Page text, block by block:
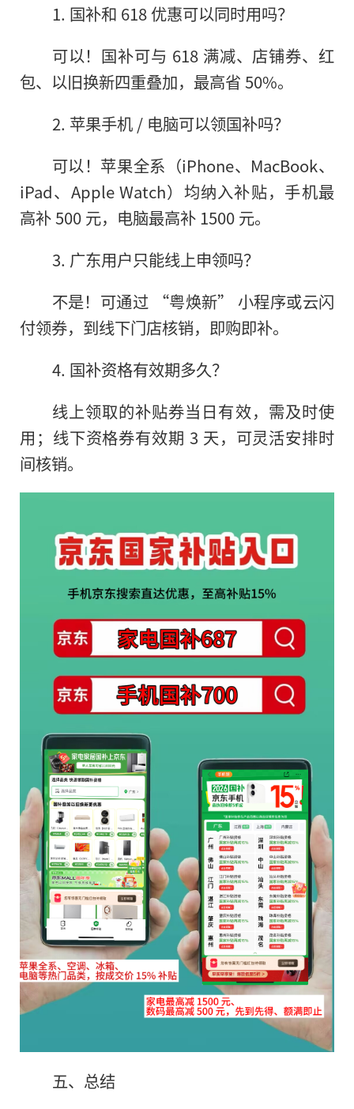
1. 国补和 618 优惠可以同时用吗？
可以！国补可与 618 满减、店铺券、红
包、以旧换新四重叠加，最高省 50%。
2. 苹果手机 / 电脑可以领国补吗？
可以！苹果全系（iPhone、MacBook、
iPad、Apple Watch）均纳入补贴，手机最
高补 500 元，电脑最高补 1500 元。
3. 广东用户只能线上申领吗？
不是！可通过 “粤焕新” 小程序或云闪
付领券，到线下门店核销，即购即补。
4. 国补资格有效期多久？
线上领取的补贴券当日有效，需及时使
用；线下资格券有效期 3 天，可灵活安排时
间核销。
五、总结